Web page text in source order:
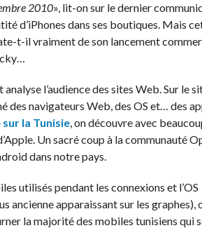
2010», lit-on sur le dernier
d’iPhones dans ses boutiques. Mais
t-il vraiment de son lancement
l’audience des sites Web. Sur le
des navigateurs Web, des OS et… des
la Tunisie, on découvre avec
Un sacré coup à la communauté
dans notre pays.
utilisés pendant les connexions et l’OS
ancienne apparaissant sur les graphes),
la majorité des mobiles tunisiens qui